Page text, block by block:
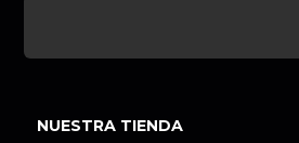
NUESTRA TIENDA